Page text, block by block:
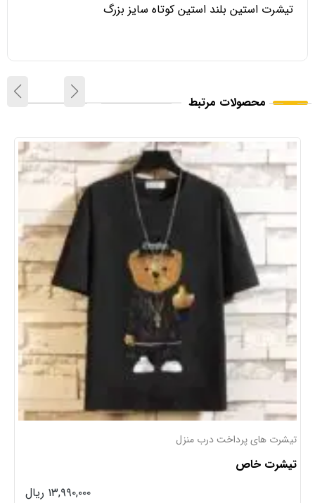
تیشرت استین بلند استین کوتاه سایز بزرگ
محصولات مرتبط
تیشرت های پرداخت درب منزل
تیشرت خاص
۱۳,۹۹۰,۰۰۰ ریال